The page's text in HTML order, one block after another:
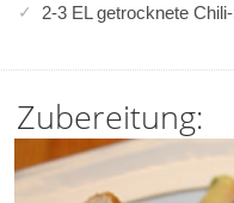
2-3 EL getrocknete
Zubereitung: